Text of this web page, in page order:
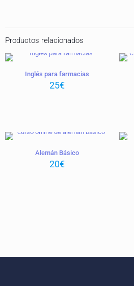
Productos relacionados
Inglés para farmacias
25€
Alemán Básico
20€